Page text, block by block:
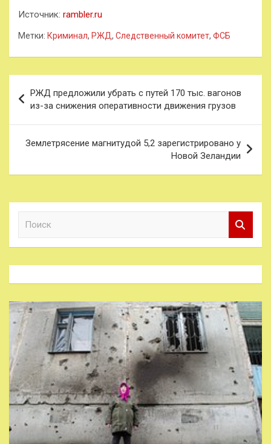
Источник: rambler.ru
Метки: Криминал, РЖД , Следственный комитет, ФСБ
по
записям
РЖД предложили убрать с путей 170 тыс. вагонов
из-за снижения оперативности движения грузов
Землетрясение магнитудой 5,2 зарегистрировано у
Новой Зеландии
к